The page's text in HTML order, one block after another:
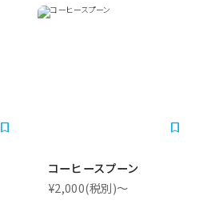
bookmark_border bookmark_border
コーヒースプーン
¥2,000(税別)〜